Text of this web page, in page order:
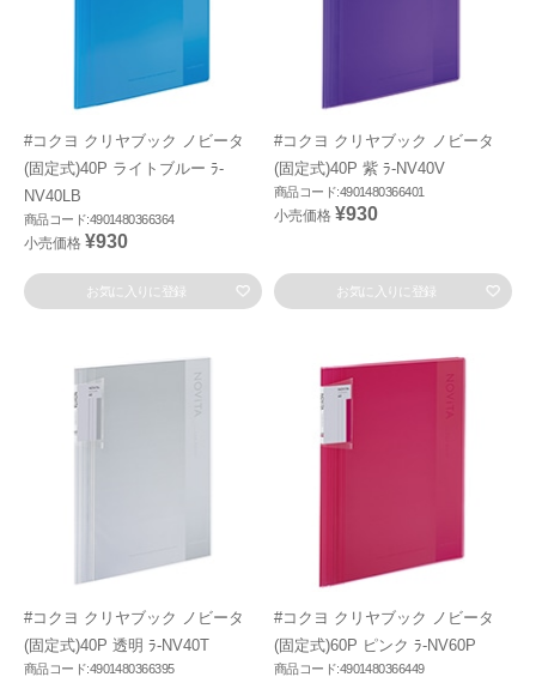
#コクヨ クリヤブック ノビータ
(固定式)40P ライトブルー ﾗ-
NV40LB
商品コード:4901480366364
小売価格 ¥930
お気に入りに登録
#コクヨ クリヤブック ノビータ
(固定式)40P 紫 ﾗ-NV40V
商品コード:4901480366401
小売価格 ¥930
お気に入りに登録
#コクヨ クリヤブック ノビータ
(固定式)40P 透明 ﾗ-NV40T
商品コード:4901480366395
#コクヨ クリヤブック ノビータ
(固定式)60P ピンク ﾗ-NV60P
商品コード:4901480366449